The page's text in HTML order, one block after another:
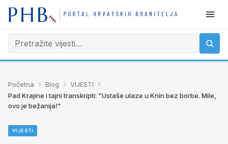
Početna › Blog › VIJESTI ›
Pad Krajine i tajni transkripti: "Ustaše ulaze u Knin bez borbe. Mile,
ovo je bežanija!"
VIJESTI